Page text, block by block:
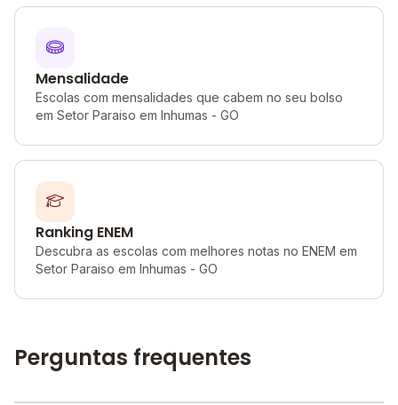
Mensalidade
Escolas com mensalidades que cabem no seu bolso
em Setor Paraiso em Inhumas - GO
Ranking ENEM
Descubra as escolas com melhores notas no ENEM em
Setor Paraiso em Inhumas - GO
Perguntas frequentes